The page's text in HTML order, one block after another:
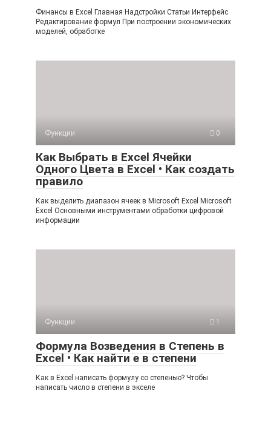
Финансы в Excel Главная Надстройки Статьи Интерфейс
Редактирование формул При построении экономических
моделей, обработке
Функции 0
Как Выбрать в Excel Ячейки
Одного Цвета в Excel • Как создать
правило
Как выделить диапазон ячеек в Microsoft Excel Microsoft
Excel Основными инструментами обработки цифровой
информации
Функции 1
Формула Возведения в Степень в
Excel • Как найти е в степени
Как в Excel написать формулу со степенью? Чтобы
написать число в степени в экселе